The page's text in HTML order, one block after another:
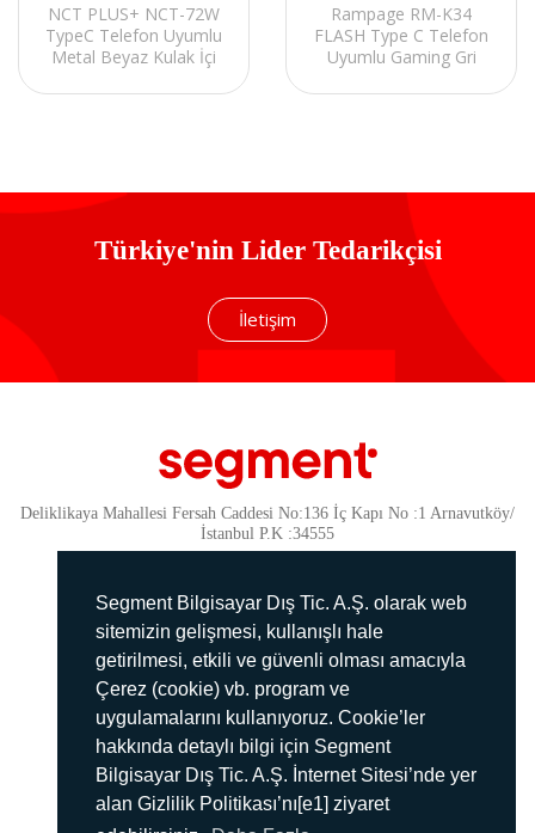
Segment Bilgisayar Dış Tic. A.Ş. olarak web
sitemizin gelişmesi, kullanışlı hale
getirilmesi, etkili ve güvenli olması amacıyla
Çerez (cookie) vb. program ve
uygulamalarını kullanıyoruz. Cookie’ler
hakkında detaylı bilgi için Segment
Bilgisayar Dış Tic. A.Ş. İnternet Sitesi’nde yer
alan Gizlilik Politikası’nı[e1] ziyaret
NCT PLUS+ NCT-72W
TypeC Telefon Uyumlu
Metal Beyaz Kulak İçi
Rampage RM-K34
FLASH Type C Telefon
Uyumlu Gaming Gri
Kulaklık
Türkiye'nin Lider Tedarikçisi
İletişim
Deliklikaya Mahallesi Fersah Caddesi No:136 İç Kapı No :1 Arnavutköy/
İstanbul P.K :34555
Güvenlik
KVKK Politikamız
Gizlilik Politikamız
Aydınlatma Metni
İmha Politikası
444 78 99
info@segment.com.tr